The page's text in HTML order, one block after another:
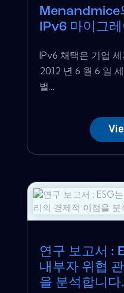
IPv6 마이그
IPv6 채택은 기업
2012 년 6 월 6 일
벌...
연구 보고서 :
내부자 위협
을 분석합니다.